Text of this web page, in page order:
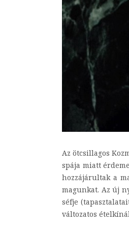
Az ötcsillagos
spája miatt
hozzájárultak a
magunkat. Az új
séfje
változatos